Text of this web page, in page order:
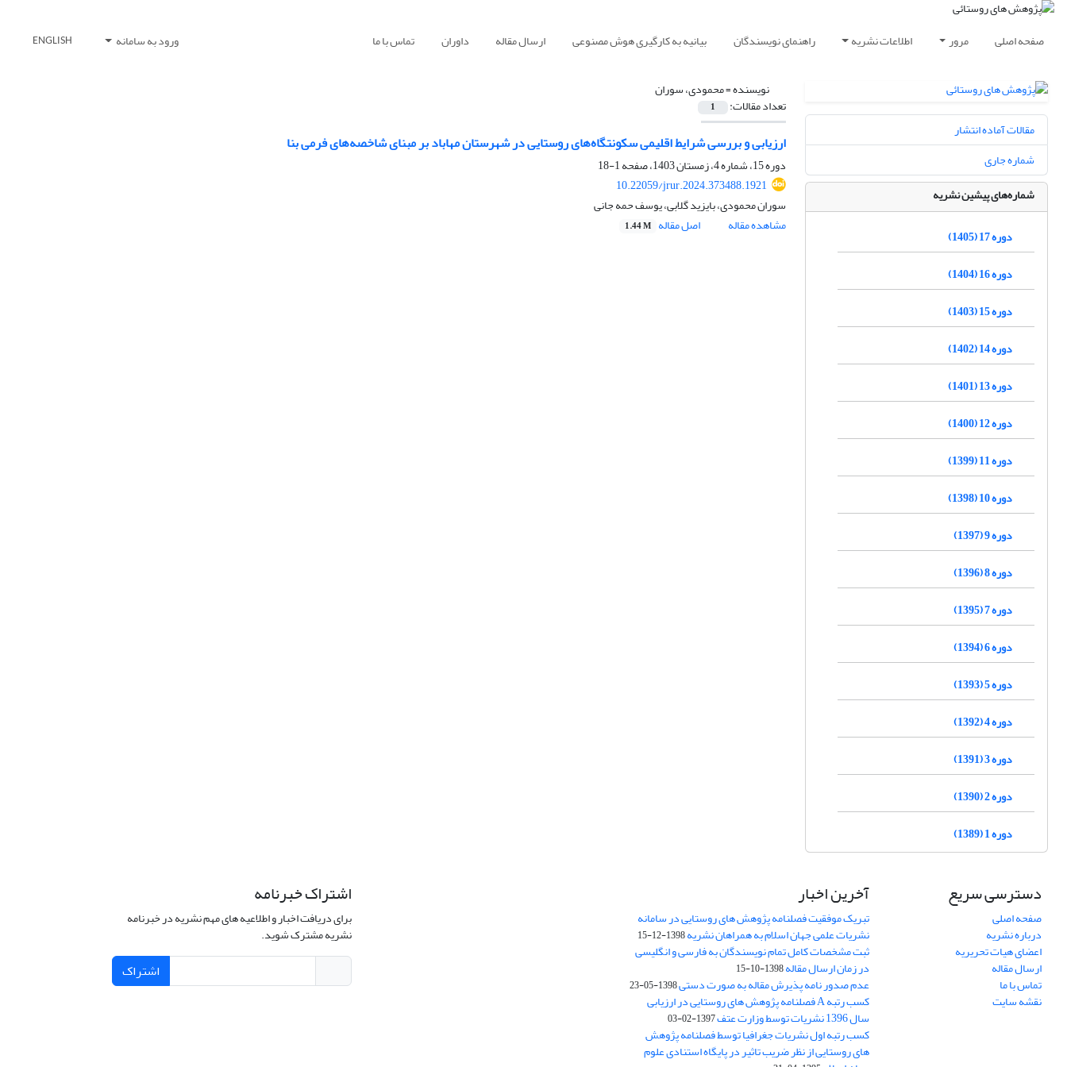
صفحه اصلی مرور اطلاعات نشریه راهنمای نویسندگان بیانیه به کارگیری هوش مصنوعی ارسال مقاله داوران تماس با ما ورود به سامانه ENGLISH
نویسنده =محمودی، سوران
تعداد مقالات: 1
ارزیابی و بررسی شرایط اقلیمی سکونتگاه‌های روستایی در شهرستان مهاباد بر مبنای شاخصه‌های فرمی بنا
دوره 15، شماره 4، زمستان 1403، صفحه
1-18
10.22059/jrur.2024.373488.1921
سوران محمودی، بایزید گلابی، یوسف حمه جانی
مشاهده مقاله
اصل مقاله 1.44 M
مقالات آماده انتشار
شماره جاری
شماره‌های پیشین نشریه
دوره 17 (1405)
دوره 16 (1404)
دوره 15 (1403)
دوره 14 (1402)
دوره 13 (1401)
دوره 12 (1400)
دوره 11 (1399)
دوره 10 (1398)
دوره 9 (1397)
دوره 8 (1396)
دوره 7 (1395)
دوره 6 (1394)
دوره 5 (1393)
دوره 4 (1392)
دوره 3 (1391)
دوره 2 (1390)
دوره 1 (1389)
دسترسی سریع
صفحه اصلی
درباره نشریه
اعضای هیات تحریریه
ارسال مقاله
تماس با ما
نقشه سایت
آخرین اخبار
تبریک موفقیت فصلنامه پژوهش های روستایی در سامانه
نشریات علمی جهان اسلام به همراهان نشریه1398-12-15
ثبت مشخصات کامل تمام نویسندگان به فارسی و انگلیسی
در زمان ارسال مقاله1398-10-15
عدم صدور نامه پذیرش مقاله به صورت دستی1398-05-23
کسب رتبه A فصلنامه پژوهش های روستایی در ارزیابی
سال 1396 نشریات توسط وزارت عتف 1397-02-03
کسب رتبه اول نشریات جغرافیا توسط فصلنامه پژوهش
های روستایی از نظر ضریب تاثیر در پایگاه استنادی علوم
اشتراک خبرنامه
برای دریافت اخبار و اطلاعیه های مهم نشریه در خبرنامه
نشریه مشترک شوید.
اشتراک